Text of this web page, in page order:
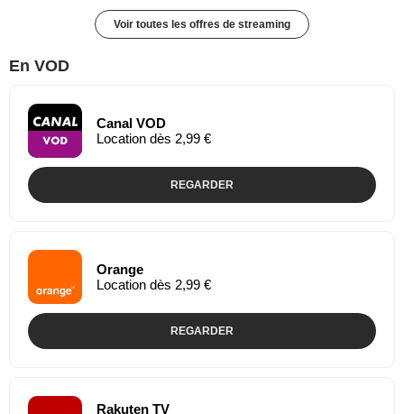
Voir toutes les offres de streaming
En VOD
Canal VOD
Location dès 2,99 €
REGARDER
Orange
Location dès 2,99 €
REGARDER
Rakuten TV